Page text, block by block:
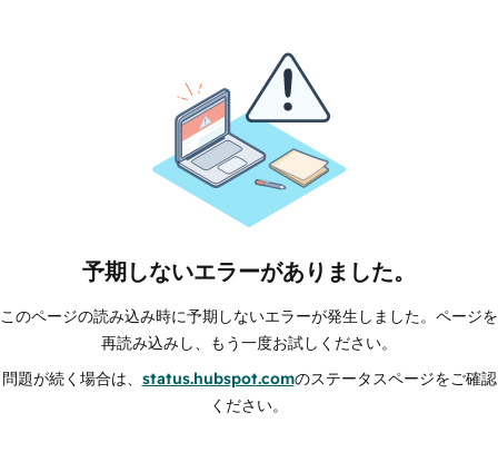
予期しないエラーがありました。
このページの読み込み時に予期しないエラーが発生しました。ページを
再読み込みし、もう一度お試しください。
問題が続く場合は、 status.hubspot.comのステータスページをご確認
ください。